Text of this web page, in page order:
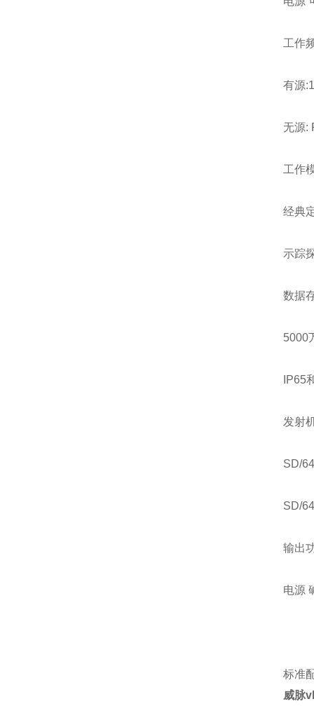
工作
有源
无源:
工作
经典
示踪
数据
5000
IP65
发射
SD/
SD/
输出
电源
标准
威脉